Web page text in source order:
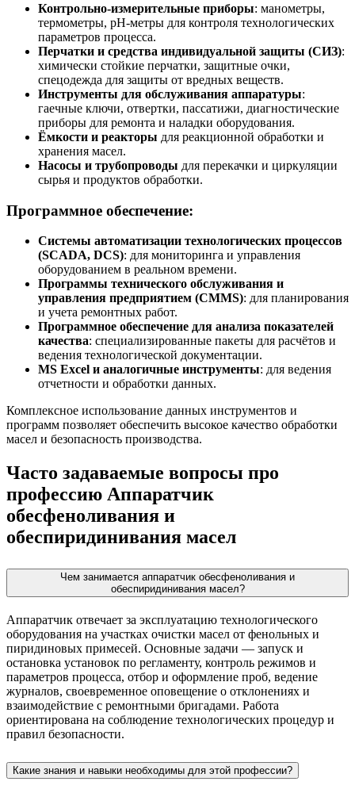
Контрольно-измерительные приборы: манометры,
термометры, pH-метры для контроля технологических
параметров процесса.
Перчатки и средства индивидуальной защиты (СИЗ):
химически стойкие перчатки, защитные очки,
спецодежда для защиты от вредных веществ.
Инструменты для обслуживания аппаратуры:
гаечные ключи, отвертки, пассатижи, диагностические
приборы для ремонта и наладки оборудования.
Ёмкости и реакторы для реакционной обработки и
хранения масел.
Насосы и трубопроводы для перекачки и циркуляции
сырья и продуктов обработки.
Программное обеспечение:
Системы автоматизации технологических процессов
(SCADA, DCS): для мониторинга и управления
оборудованием в реальном времени.
Программы технического обслуживания и
управления предприятием (CMMS): для планирования
и учета ремонтных работ.
Программное обеспечение для анализа показателей
качества: специализированные пакеты для расчётов и
ведения технологической документации.
MS Excel и аналогичные инструменты: для ведения
отчетности и обработки данных.
Комплексное использование данных инструментов и
программ позволяет обеспечить высокое качество обработки
масел и безопасность производства.
Часто задаваемые вопросы про
профессию Аппаратчик
обесфеноливания и
обеспиридинивания масел
Чем занимается аппаратчик обесфеноливания и
обеспиридинивания масел?
Аппаратчик отвечает за эксплуатацию технологического
оборудования на участках очистки масел от фенольных и
пиридиновых примесей. Основные задачи — запуск и
остановка установок по регламенту, контроль режимов и
параметров процесса, отбор и оформление проб, ведение
журналов, своевременное оповещение о отклонениях и
взаимодействие с ремонтными бригадами. Работа
ориентирована на соблюдение технологических процедур и
правил безопасности.
Какие знания и навыки необходимы для этой профессии?